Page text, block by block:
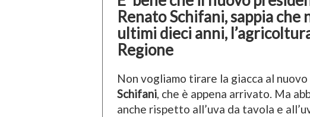
Renato Schifani, sappia
ultimi dieci anni,
Regione
Non vogliamo tirare la giacca al
Schifani, che è appena arrivato. Ma
anche rispetto all’uva da tavola e